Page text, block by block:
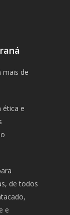
mais de
ética e
de todos
e